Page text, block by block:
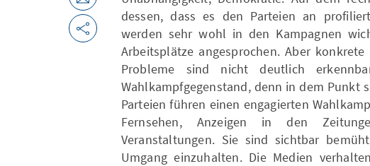
dessen, dass es den Parteien an
werden sehr wohl in den Kampagnen
Arbeitsplätze angesprochen. Aber
Probleme sind nicht deutlich
Wahlkampfgegenstand, denn in dem Punkt
Parteien führen einen engagierten
Fernsehen, Anzeigen in den
Veranstaltungen. Sie sind sichtbar
Umgang einzuhalten. Die Medien